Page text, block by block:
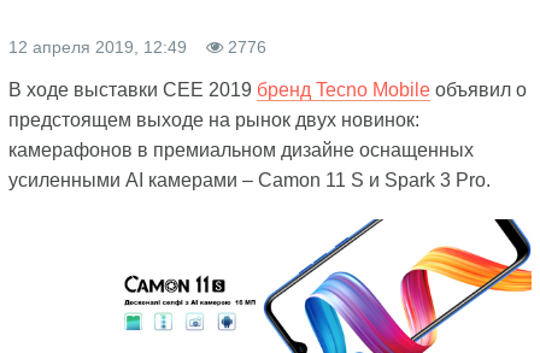
12 апреля 2019, 12:49 2776
В ходе выставки CEE 2019 бренд Tecno Mobileобъявил о
предстоящем выходе на рынок двух новинок:
камерафонов в премиальном дизайне оснащенных
усиленными AI камерами – Camon 11 S и Spark 3 Pro.